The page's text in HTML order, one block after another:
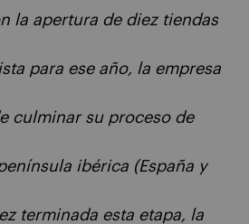
la apertura de diez tiendas
para ese año, la empresa
culminar su proceso de
ibérica (España y
terminada esta etapa, la